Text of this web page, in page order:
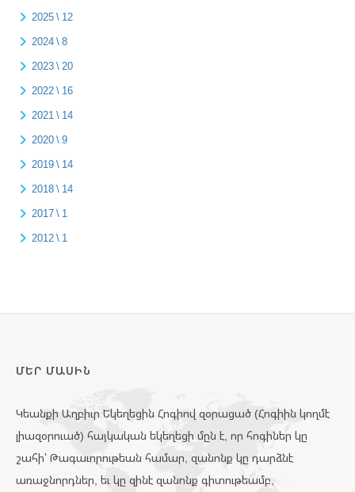
2025 \ 12
2024 \ 8
2023 \ 20
2022 \ 16
2021 \ 14
2020 \ 9
2019 \ 14
2018 \ 14
2017 \ 1
2012 \ 1
ՄԵՐ ՄԱՍԻՆ
Կեանքի Աղբիւր Եկեղեցին Հոգիով զօրացած (Հոգիին կողմէ
լիազօրուած) հայկական եկեղեցի մըն է, որ հոգիներ կը
շահի՝ Թագաւորութեան համար, զանոնք կը դարձնէ
առաջնորդներ, եւ կը զինէ զանոնք գիտութեամբ,